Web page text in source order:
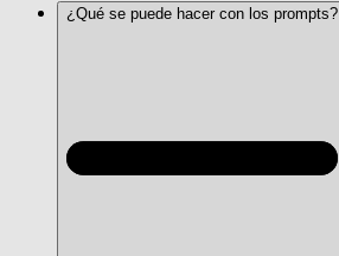
¿Qué se puede hacer con los prompts?